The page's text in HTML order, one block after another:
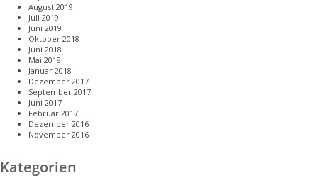
August 2019
Juli 2019
Juni 2019
Oktober 2018
Juni 2018
Mai 2018
Januar 2018
Dezember 2017
September 2017
Juni 2017
Februar 2017
Dezember 2016
November 2016
Kategorien